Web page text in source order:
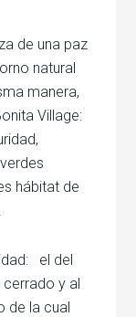
de una paz
natural
manera,
Village:
hábitat de
el del
y al
de la cual